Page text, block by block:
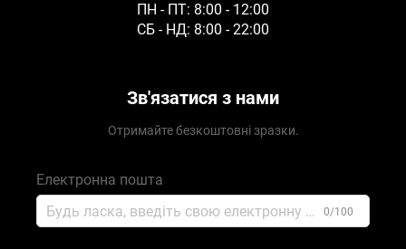
ПН - ПТ: 8:00 - 12:00
СБ - НД: 8:00 - 22:00
Зв'язатися з нами
Отримайте безкоштовні зразки.
Електронна пошта
0/100